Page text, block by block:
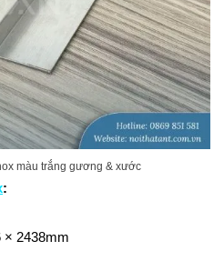
màu trắng gương & xước
:
2438mm